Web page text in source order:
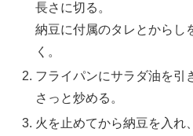
長さに切る。
納豆に付属のタレとからし
く。
フライパンにサラダ油を引
さっと炒める。
火を止めてから納豆を入れ